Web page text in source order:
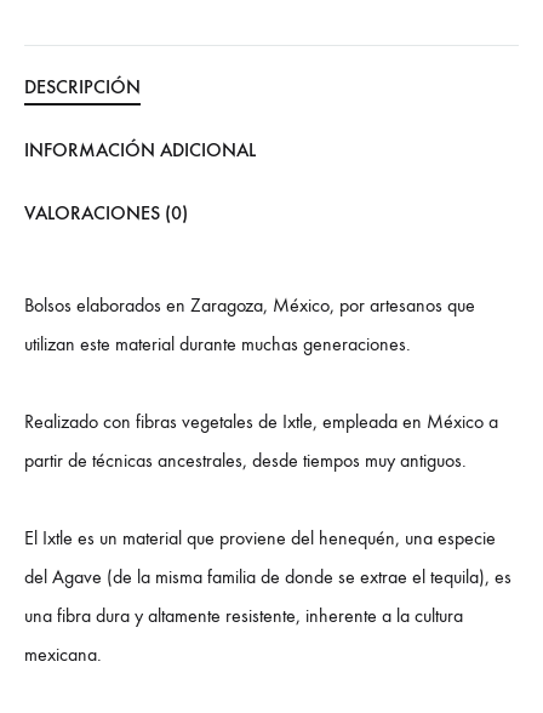
DESCRIPCIÓN
INFORMACIÓN ADICIONAL
VALORACIONES (0)
Bolsos elaborados en Zaragoza, México, por artesanos que
utilizan este material durante muchas generaciones.
Realizado con fibras vegetales de Ixtle, empleada en México a
partir de técnicas ancestrales, desde tiempos muy antiguos.
El Ixtle es un material que proviene del henequén, una especie
del Agave (de la misma familia de donde se extrae el tequila), es
una fibra dura y altamente resistente, inherente a la cultura
mexicana.